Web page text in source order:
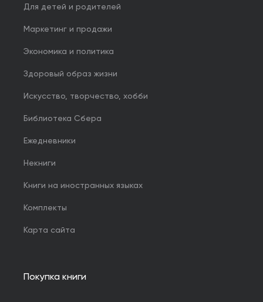
Для детей и родителей
Маркетинг и продажи
Экономика и политика
Здоровый образ жизни
Искусство, творчество, хобби
Библиотека Сбера
Ежедневники
Некниги
Книги на иностранных языках
Комплекты
Карта сайта
Покупка книги